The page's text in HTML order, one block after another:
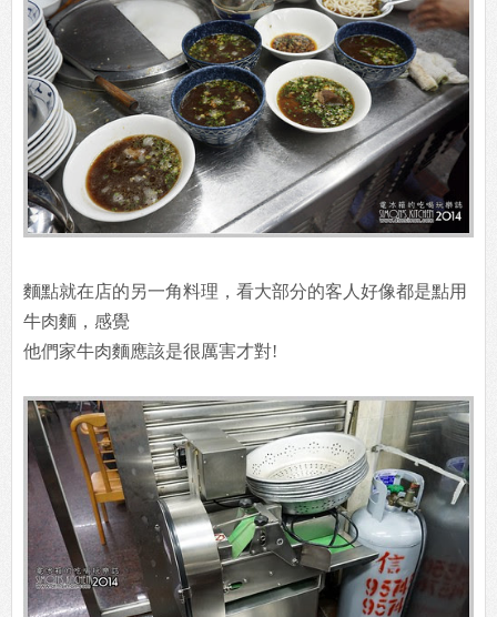
麵點就在店的另一角料理，看大部分的客人好像都是點用
牛肉麵，感覺
他們家牛肉麵應該是很厲害才對!